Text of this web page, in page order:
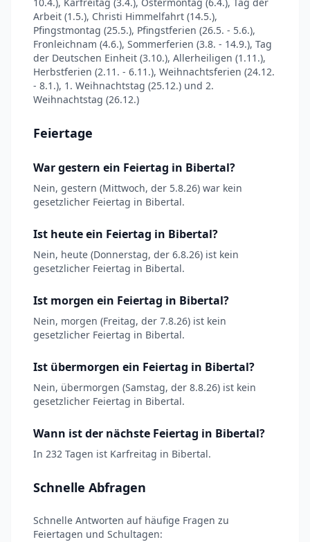
Arbeit (1.5.), Christi Himmelfahrt (14.5.),
Pfingstmontag (25.5.), Pfingstferien (26.5. - 5.6.),
Fronleichnam (4.6.), Sommerferien (3.8. - 14.9.), Tag
der Deutschen Einheit (3.10.), Allerheiligen (1.11.),
Herbstferien (2.11. - 6.11.), Weihnachtsferien (24.12.
- 8.1.), 1. Weihnachtstag (25.12.) und 2.
Weihnachtstag (26.12.)
Feiertage
War gestern ein Feiertag in Bibertal?
Nein, gestern (Mittwoch, der 5.8.26) war kein
gesetzlicher Feiertag in Bibertal.
Ist heute ein Feiertag in Bibertal?
Nein, heute (Donnerstag, der 6.8.26) ist kein
gesetzlicher Feiertag in Bibertal.
Ist morgen ein Feiertag in Bibertal?
Nein, morgen (Freitag, der 7.8.26) ist kein
gesetzlicher Feiertag in Bibertal.
Ist übermorgen ein Feiertag in Bibertal?
Nein, übermorgen (Samstag, der 8.8.26) ist kein
gesetzlicher Feiertag in Bibertal.
Wann ist der nächste Feiertag in Bibertal?
In 232 Tagen ist Karfreitag in Bibertal.
Schnelle Abfragen
Schnelle Antworten auf häufige Fragen zu
Feiertagen und Schultagen: